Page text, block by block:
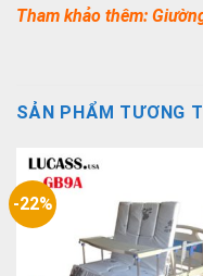
Tham khảo thêm:
SẢN PHẨM TƯƠNG
-22%